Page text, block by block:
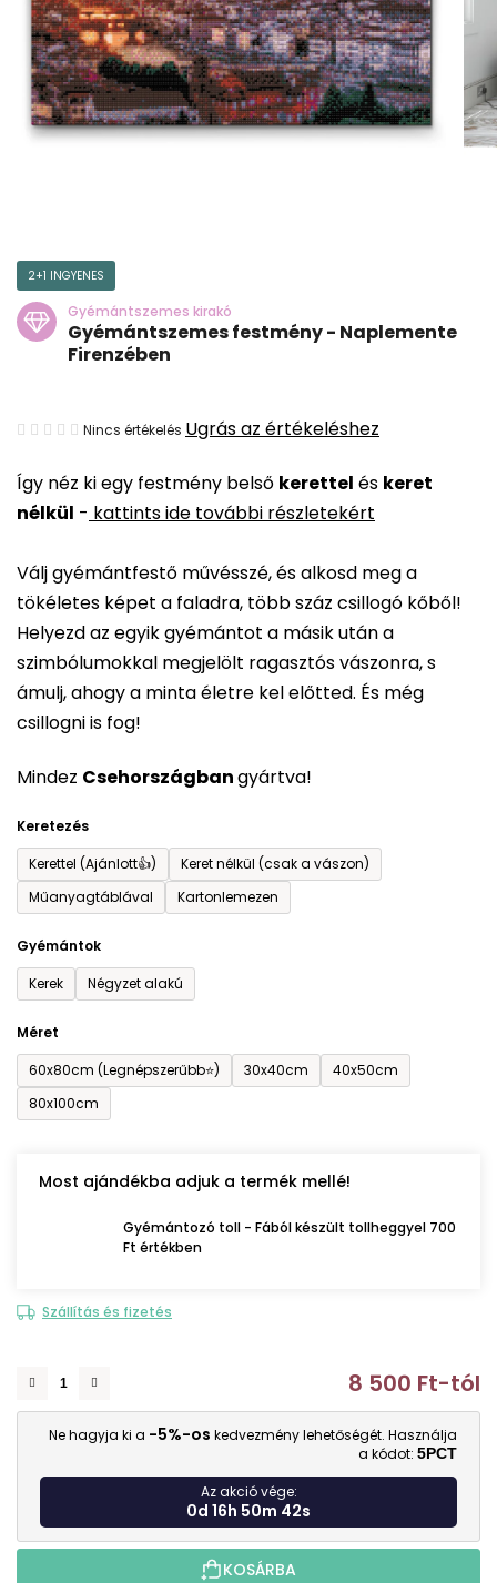
Így néz ki egy festmény belső kerettel és keret
nélkül - kattints ide további részletekért
Válj gyémántfestő művésszé, és alkosd meg a
tökéletes képet a faladra, több száz csillogó kőből!
Helyezd az egyik gyémántot a másik után a
szimbólumokkal megjelölt ragasztós vászonra, s
ámulj, ahogy a minta életre kel előtted. És még
csillogni is fog!
Mindez Csehországbangyártva!
Keretezés
Kerettel (Ajánlott👍)
Keret nélkül (csak a vászon)
Műanyagtáblával
Kartonlemezen
Gyémántok
Kerek
Négyzet alakú
Méret
60x80cm (Legnépszerűbb⭐)
30x40cm
40x50cm
80x100cm
Most ajándékba adjuk a termék mellé!
Gyémántozó toll - Fából készült tollheggyel 700
Ft értékben
Szállítás és fizetés
8 500 Ft-tól
Ne hagyja ki a -5%-os kedvezmény lehetőségét. Használja
a kódot: 5PCT
Az akció vége:
0d 16h 50m 40s
KOSÁRBA
2+1 INGYENES
Gyémántszemes kirakó
Gyémántszemes festmény - Naplemente
Firenzében
A
átlagos
értékelése
ből
0,0
csillag.
Nincs értékelés Ugrás az értékeléshez